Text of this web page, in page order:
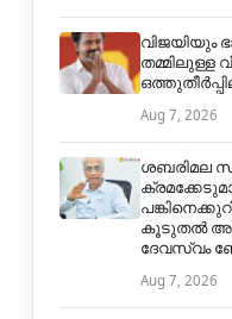
വിജയിയും
തമ്മിലുള്ള
Aug 7, 2026
ശബരിമല
കൂടുതൽ
ദേവസ്വം
Aug 7, 2026